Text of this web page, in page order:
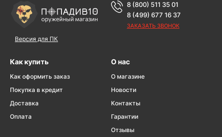
Версия для ПК
8 (800) 511 35 01
8 (499) 677 16 37
ЗАКАЗАТЬ ЗВОНОК
Как купить
Как оформить заказ
Покупка в кредит
Доставка
Оплата
О нас
О магазине
Новости
Контакты
Гарантии
Отзывы